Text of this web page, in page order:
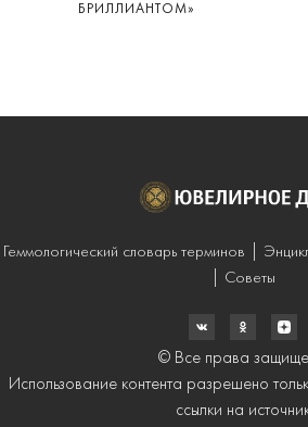
БРИЛЛИАНТОМ»
Геммологический словарь терминов
Советы
© Все права
Использование контента разрешено
ссылки на